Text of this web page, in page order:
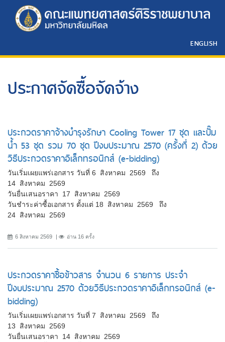
ENGLISH
ประกาศจัดซื้อจัดจ้าง
ประกวดราคาจ้างบำรุงรักษา Cooling Tower 17 ชุด และปั๊ม
น้ำ 53 ชุด รวม 70 ชุด ปีงบประมาณ 2570 (ครั้งที่ 2) ด้วย
วิธีประกวดราคาอิเล็กทรอนิกส์ (e-bidding)
วันเริ่มเผยแพร่เอกสาร วันที่ 6 สิงหาคม 2569 ถึง
14 สิงหาคม 2569
วันยื่นเสนอราคา 17 สิงหาคม 2569
วันชำระค่าซื้อเอกสาร ตั้งแต่ 18 สิงหาคม 2569 ถึง
24 สิงหาคม 2569
6 สิงหาคม 2569 อ่าน 16 ครั้ง
ประกวดราคาซื้อข้าวสาร จำนวน 6 รายการ ประจำ
ปีงบประมาณ 2570 ด้วยวิธีประกวดราคาอิเล็กทรอนิกส์ (e-
bidding)
วันเริ่มเผยแพร่เอกสาร วันที่ 7 สิงหาคม 2569 ถึง
13 สิงหาคม 2569
วันยื่นเสนอราคา 14 สิงหาคม 2569